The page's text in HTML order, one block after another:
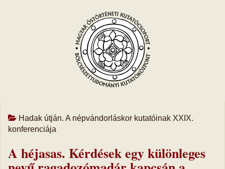
Hadak útján. A népvándorláskor kutatóinak XXIX.
konferenciája
A héjasas. Kérdések egy különleges